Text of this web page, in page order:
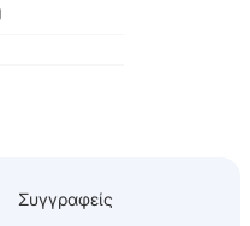
Συγγραφείς